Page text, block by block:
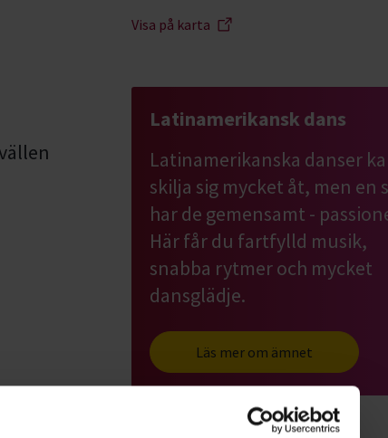
Visa på karta
Latinamerikansk dans
Latinamerikanska danser
skilja sig mycket åt, men en
har de gemensamt -
Här får du fartfylld musik,
snabba rytmer och mycket
dansglädje.
Läs mer om ämnet